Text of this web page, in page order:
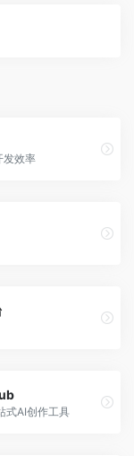
发效率
式AI创作工具